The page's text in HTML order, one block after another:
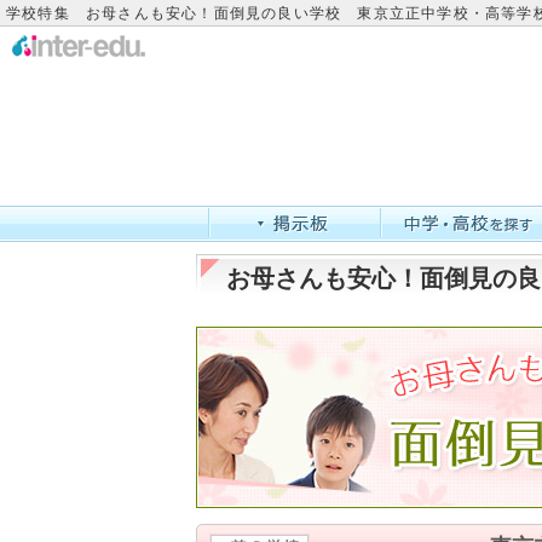
学校特集 お母さんも安心！面倒見の良い学校 東京立正中学校・高等学
お母さんも安心！面倒見の